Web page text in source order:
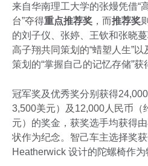
来自华南理工大学的张熳凭借“
台”夺得重点推荐奖 ，而推荐奖
的刘子仪、张婷、王钦和张晓
高子翔共同策划的“蜡塑人生”
策划的“掌握自己的记忆存储”获
冠军奖及优秀奖分别获得
3,500美元）及12,000人民币（
元）的奖金，获奖选手均获得
状作为纪念。智己车主选择奖
Heatherwick 设计的陀螺椅作为